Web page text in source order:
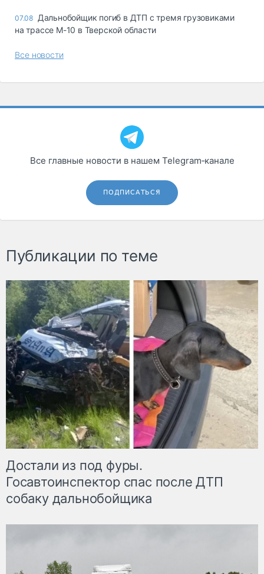
07.08 Дальнобойщик погиб в ДТП с тремя грузовиками
на трассе М-10 в Тверской области
Все новости
Все главные новости в нашем Telegram‑канале
ПОДПИСАТЬСЯ
Публикации по теме
Достали из под фуры.
Госавтоинспектор спас после ДТП
собаку дальнобойщика